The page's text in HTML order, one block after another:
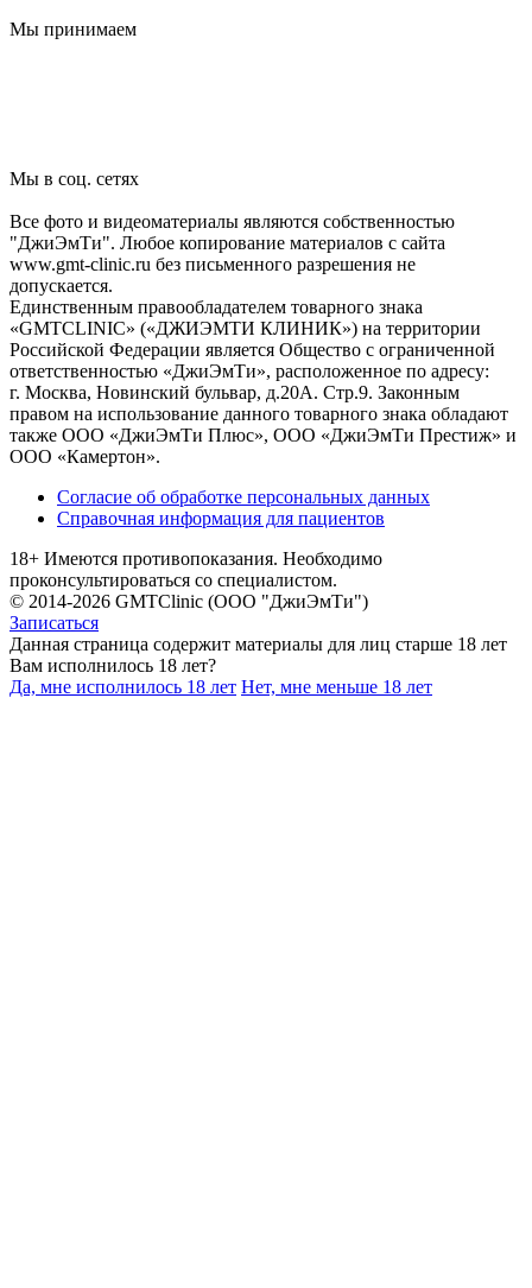
Мы принимаем
Мы в соц. сетях
Все фото и видеоматериалы являются собственностью
"ДжиЭмТи". Любое копирование материалов с сайта
www.gmt-clinic.ru без письменного разрешения не
допускается.
Единственным правообладателем товарного знака
«GMTCLINIC» («ДЖИЭМТИ КЛИНИК») на территории
Российской Федерации является Общество с ограниченной
ответственностью «ДжиЭмТи», расположенное по адресу:
г. Москва, Новинский бульвар, д.20А. Стр.9. Законным
правом на использование данного товарного знака обладают
также ООО «ДжиЭмТи Плюс», ООО «ДжиЭмТи Престиж» и
ООО «Камертон».
Согласие об обработке персональных данных
Справочная информация для пациентов
18+ Имеются противопоказания. Необходимо
проконсультироваться со специалистом.
© 2014-2026 GMTClinic (ООО "ДжиЭмТи")
Записаться
Данная страница содержит материалы для лиц старше 18 лет
Вам исполнилось 18 лет?
Да, мне исполнилось 18 лет Нет, мне меньше 18 лет